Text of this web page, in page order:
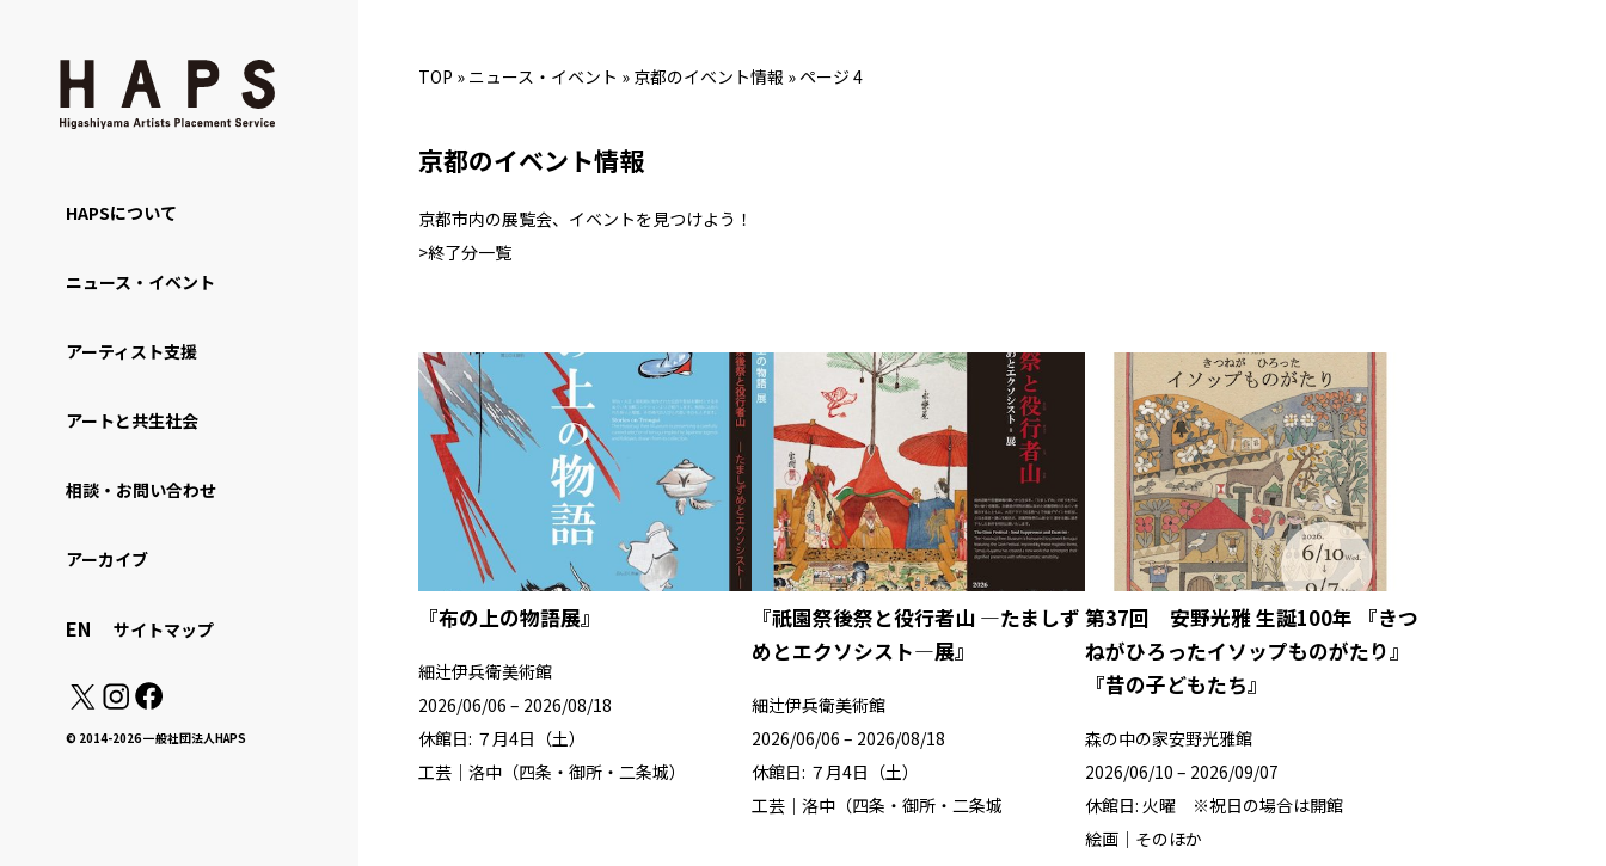
HAPSについて
ニュース・イベント
アーティスト支援
アートと共生社会
相談・お問い合わせ
アーカイブ
EN サイトマップ
© 2014-2026 一般社団法人HAPS
TOP » ニュース・イベント » 京都のイベント情報 » ページ 4
京都のイベント情報
京都市内の展覧会、イベントを見つけよう！
>終了分一覧
『布の上の物語展』
細辻伊兵衛美術館
2026/06/06 – 2026/08/18
休館日: ７月4日（土）
工芸｜洛中（四条・御所・二条城）
『祇園祭後祭と役行者山 ―たましず
めとエクソシスト―展』
細辻伊兵衛美術館
2026/06/06 – 2026/08/18
休館日: ７月4日（土）
工芸｜洛中（四条・御所・二条城
第37回 安野光雅 生誕100年 『きつ
ねがひろったイソップものがたり』
『昔の子どもたち』
森の中の家安野光雅館
2026/06/10 – 2026/09/07
休館日: 火曜 ※祝日の場合は開館
絵画｜そのほか